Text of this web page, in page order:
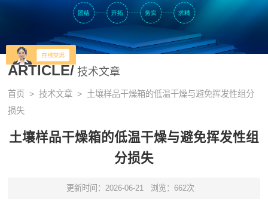
ARTICLE/ 技术文章
首页 >技术文章 > 土壤样品干燥箱的低温干燥与避免挥发性组分
损失
土壤样品干燥箱的低温干燥与避免挥发性组
分损失
更新时间：2026-06-21 浏览：662次